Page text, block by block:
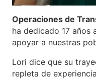
Operaciones de
ha dedicado 17 años
apoyar a nuestras
Lori dice que su
repleta de